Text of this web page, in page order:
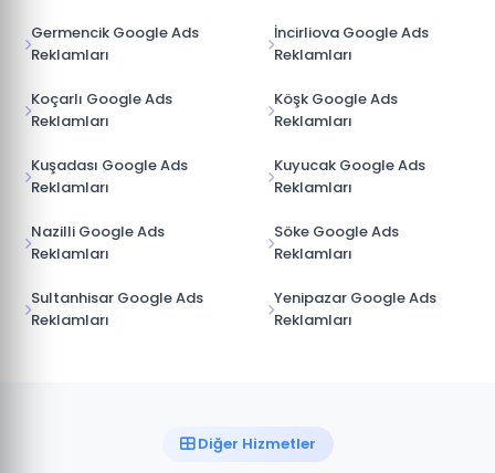
Germencik Google Ads
Reklamları
İncirliova Google Ads
Reklamları
Koçarlı Google Ads
Reklamları
Köşk Google Ads
Reklamları
Kuşadası Google Ads
Reklamları
Kuyucak Google Ads
Reklamları
Nazilli Google Ads
Reklamları
Söke Google Ads
Reklamları
Sultanhisar Google Ads
Reklamları
Yenipazar Google Ads
Reklamları
Diğer Hizmetler